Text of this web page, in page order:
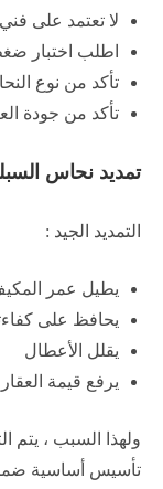
لا تعتمد على
اطلب اختبار
تأكد من نوع
تأكد من جودة
تمديد نحاس
التمديد الجيد :
يطيل عمر
يحافظ على
يقلل الأعطال
يرفع قيمة العقار
ولهذا السبب ، يتم
تأسيس أساسية